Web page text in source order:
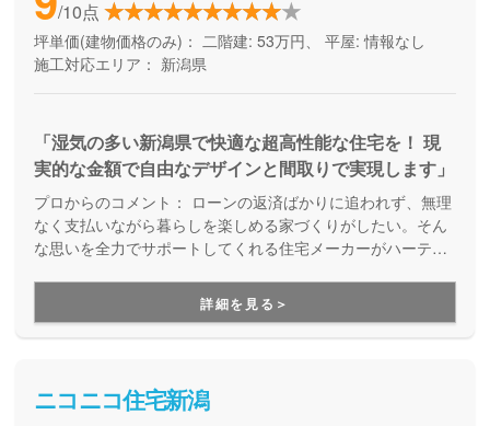
/10点
坪単価(建物価格のみ)： 二階建: 53万円、 平屋: 情報なし
施工対応エリア： 新潟県
「湿気の多い新潟県で快適な超高性能な住宅を！ 現
実的な金額で自由なデザインと間取りで実現します」
プロからのコメント： ローンの返済ばかりに追われず、無理
なく支払いながら暮らしを楽しめる家づくりがしたい。そん
な思いを全力でサポートしてくれる住宅メーカーがハーティ
にヒヤリングを行い、資金計画や土地探しから、住み始めて
からのアフターフォロー、将来的なリフォームまで地域密着
で対応してくれます。
詳細を見る＞
ニコニコ住宅新潟